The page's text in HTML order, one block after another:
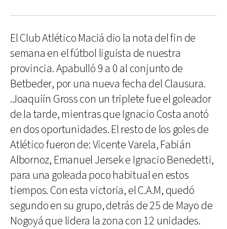
El Club Atlético Maciá dio la nota del fin de
semana en el fútbol liguista de nuestra
provincia. Apabulló 9 a 0 al conjunto de
Betbeder, por una nueva fecha del Clausura.
.Joaquiín Gross con un triplete fue el goleador
de la tarde, mientras que Ignacio Costa anotó
en dos oportunidades. El resto de los goles de
Atlético fueron de: Vicente Varela, Fabián
Albornoz, Emanuel Jersek e Ignacio Benedetti,
para una goleada poco habitual en estos
tiempos. Con esta victoria, el C.A.M, quedó
segundo en su grupo, detrás de 25 de Mayo de
Nogoyá que lidera la zona con 12 unidades.